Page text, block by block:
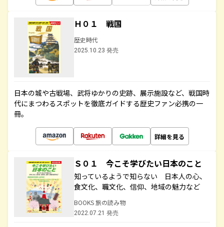
Ｈ０１ 戦国
歴史時代
2025.10.23 発売
日本の城や古戦場、武将ゆかりの史跡、展示施設など、戦国時
代にまつわるスポットを徹底ガイドする歴史ファン必携の一
冊。
詳細を見る
Ｓ０１ 今こそ学びたい日本のこと
知っているようで知らない 日本人の心、
食文化、職文化、信仰、地域の魅力など
BOOKS 旅の読み物
2022.07.21 発売